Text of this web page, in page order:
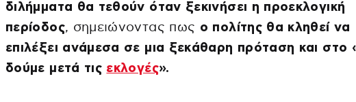
διλήμματα θα τεθούν όταν ξεκινήσει η προεκλογική
περίοδος, σημειώνοντας πως ο πολίτης θα κληθεί να
επιλέξει ανάμεσα σε μια ξεκάθαρη πρόταση και στο
δούμε μετά τις εκλογές».